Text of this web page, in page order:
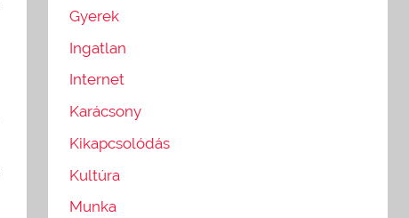
Gyerek
Ingatlan
Internet
Karácsony
Kikapcsolódás
Kultúra
Munka